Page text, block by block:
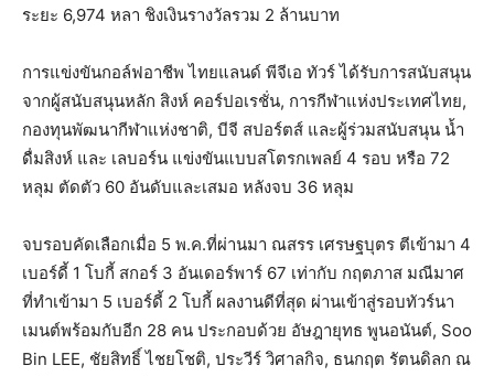
ระยะ 6,974 หลา ชิงเงินรางวัลรวม 2 ล้านบาท
การแข่งขันกอล์ฟอาชีพ ไทยแลนด์ พีจีเอ ทัวร์ ได้รับการสนับสนุน
จากผู้สนับสนุนหลัก สิงห์ คอร์ปอเรชั่น, การกีฬาแห่งประเทศไทย,
กองทุนพัฒนากีฬาแห่งชาติ, บีจี สปอร์ตส์ และผู้ร่วมสนับสนุน น้ำ
ดื่มสิงห์ และ เลบอร์น แข่งขันแบบสโตรกเพลย์ 4 รอบ หรือ 72
หลุม ตัดตัว 60 อันดับและเสมอ หลังจบ 36 หลุม
จบรอบคัดเลือกเมื่อ 5 พ.ค.ที่ผ่านมา ณสรร เศรษฐบุตร ตีเข้ามา 4
เบอร์ดี้ 1 โบกี้ สกอร์ 3 อันเดอร์พาร์ 67 เท่ากับ กฤตภาส มณีมาศ
ที่ทำเข้ามา 5 เบอร์ดี้ 2 โบกี้ ผลงานดีที่สุด ผ่านเข้าสู่รอบทัวร์นา
เมนต์พร้อมกับอีก 28 คน ประกอบด้วย อัษฎายุทธ พูนอนันต์, Soo
Bin LEE, ชัยสิทธิ์ ไชยโชติ, ประวีร์ วิศาลกิจ, ธนกฤต รัตนดิลก ณ